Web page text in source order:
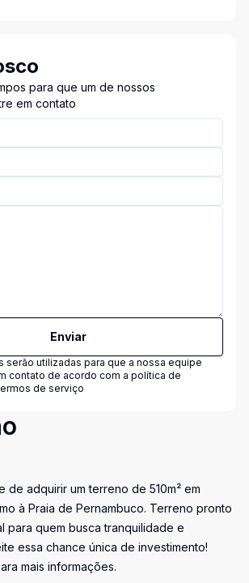
para que um de nossos
em contato
Enviar
serão utilizadas para que a nossa equipe
contato de acordo com a política de
de serviço
de adquirir um terreno de 510m² em
à Praia de Pernambuco. Terreno pronto
para quem busca tranquilidade e
essa chance única de investimento!
mais informações.